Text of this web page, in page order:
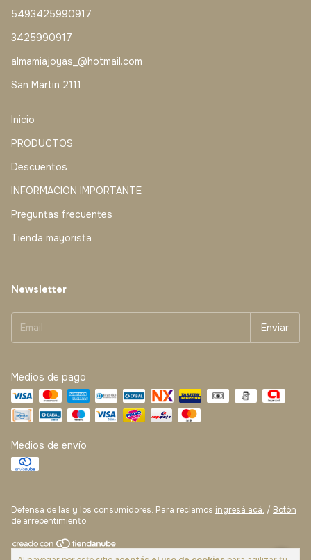
5493425990917
3425990917
almamiajoyas_@hotmail.com
San Martin 2111
Inicio
PRODUCTOS
Descuentos
INFORMACION IMPORTANTE
Preguntas frecuentes
Tienda mayorista
Newsletter
Medios de pago
Medios de envío
Defensa de las y los consumidores. Para reclamos ingresá acá. / Botón
de arrepentimiento